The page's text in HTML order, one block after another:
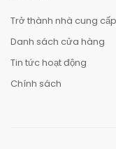
Trở thành nhà cung cấp
Danh sách cửa hàng
Tin tức hoạt động
Chính sách